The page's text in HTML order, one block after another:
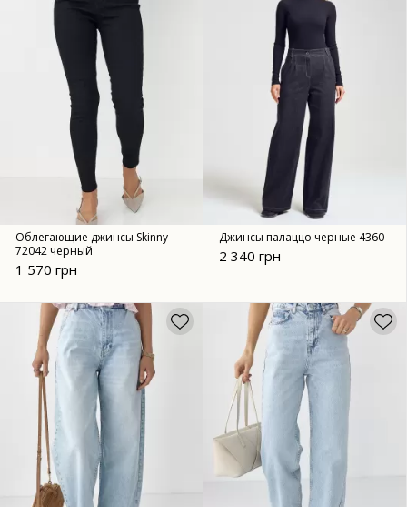
Облегающие джинсы Skinny
72042 черный
1 570 грн
Джинсы палаццо черные 4360
2 340 грн